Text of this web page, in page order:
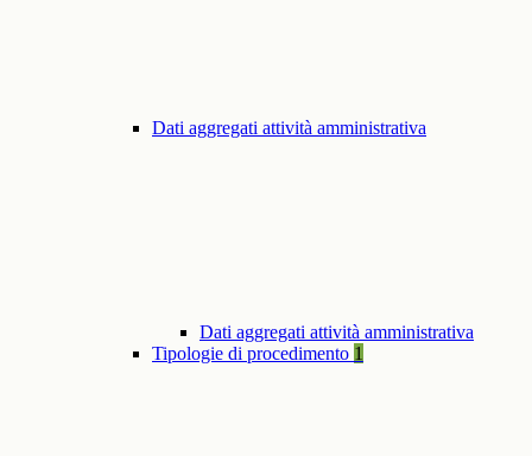
Dati aggregati attività amministrativa
Dati aggregati attività amministrativa
Tipologie di procedimento 1